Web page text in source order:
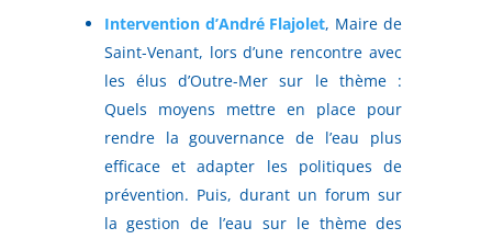
Intervention d’André Flajolet, Maire de
Saint-Venant, lors d’une rencontre avec
les élus d’Outre-Mer sur le thème :
Quels moyens mettre en place pour
rendre la gouvernance de l’eau plus
efficace et adapter les politiques de
prévention. Puis, durant un forum sur
la gestion de l’eau sur le thème des